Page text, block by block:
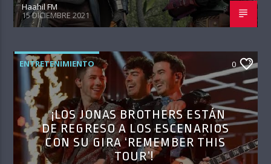
Haahil FM
15 DICIEMBRE 2021
ENTRETENIMIENTO 0
¡LOS JONAS BROTHERS ESTÁN
DE REGRESO A LOS ESCENARIOS
CON SU GIRA ‘REMEMBER THIS
TOUR’!